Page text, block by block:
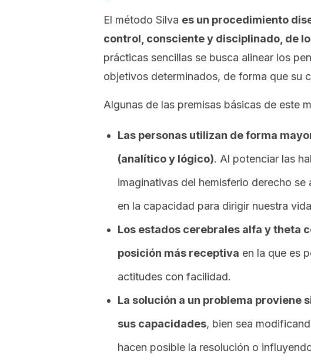
El método Silva es un procedimiento
control, consciente y disciplinado, de
prácticas sencillas se busca alinear los
objetivos determinados, de forma que su
Algunas de las premisas básicas de este
Las personas utilizan de forma
(analítico y lógico). Al potenciar las
imaginativas del hemisferio derecho se
en la capacidad para dirigir nuestra
Los estados cerebrales alfa y theta
posición más receptiva en la que es
actitudes con facilidad.
La solución a un problema proviene
sus capacidades, bien sea
hacen posible la resolución o